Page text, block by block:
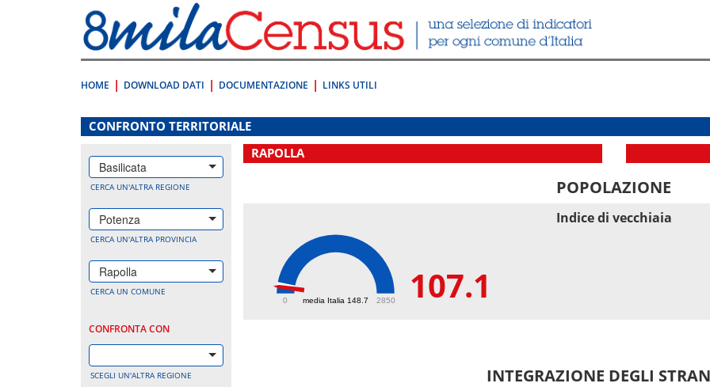
direttamente
a:
Contenuto
HOME DOWNLOAD DATI DOCUMENTAZIONE LINKS UTILI
.
CONFRONTO TERRITORIALE
Basilicata
CERCA UN'ALTRA REGIONE
Potenza
CERCA UN'ALTRA PROVINCIA
Rapolla
CERCA UN COMUNE
CONFRONTA CON
SCEGLI UN'ALTRA REGIONE
RAPOLLA
POPOLAZIONE
media Italia 148.7
0 2850 107.1
Indice di vecchiaia
INTEGRAZIONE DEGLI